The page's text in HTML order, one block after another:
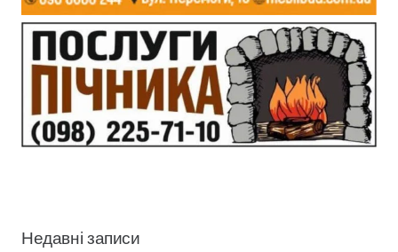
Недавні записи